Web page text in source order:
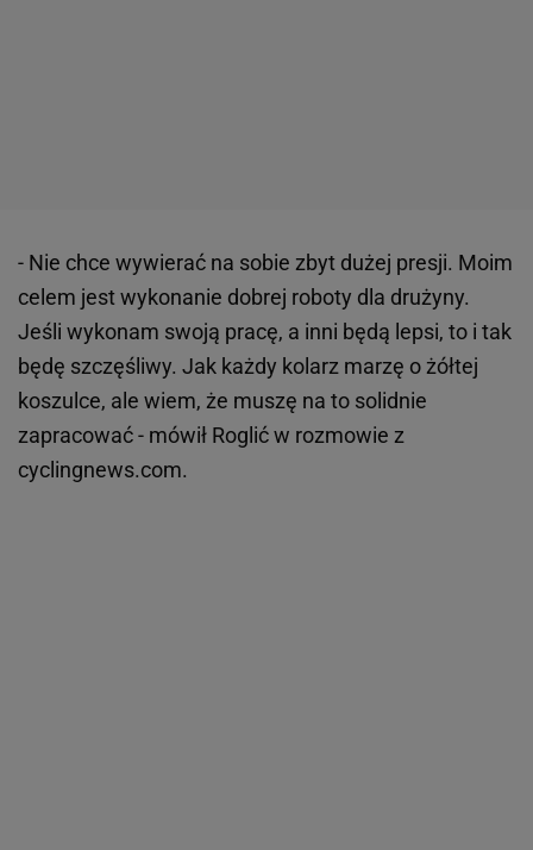
- Nie chce wywierać na sobie zbyt dużej presji. Moim
celem jest wykonanie dobrej roboty dla drużyny.
Jeśli wykonam swoją pracę, a inni będą lepsi, to i tak
będę szczęśliwy. Jak każdy kolarz marzę o żółtej
koszulce, ale wiem, że muszę na to solidnie
zapracować - mówił Roglić w rozmowie z
cyclingnews.com.